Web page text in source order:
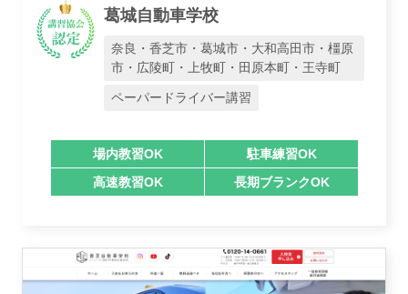
葛城自動車学校
奈良・香芝市・葛城市・大和高田市・橿原
市・広陵町・上牧町・田原本町・王寺町
ペーパードライバー講習
場内教習OK
駐車練習OK
高速教習OK
長期ブランクOK